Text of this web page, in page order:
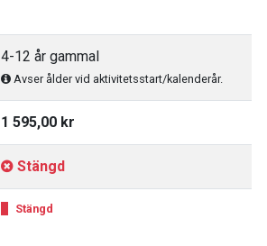
4-12 år gammal
Avser ålder vid aktivitetsstart/kalenderår.
1 595,00 kr
Stängd
Stängd